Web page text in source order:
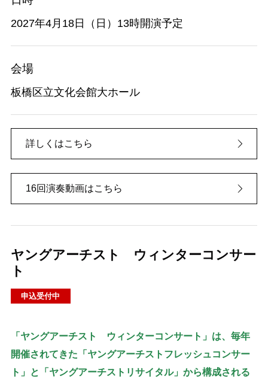
2027年4月18日（日）13時開演予定
会場
板橋区立文化会館大ホール
詳しくはこちら
16回演奏動画はこちら
ヤングアーチスト ウィンターコンサー
ト
申込受付中
「ヤングアーチスト ウィンターコンサート」は、毎年
開催されてきた「ヤングアーチストフレッシュコンサー
ト」と「ヤングアーチストリサイタル」から構成される